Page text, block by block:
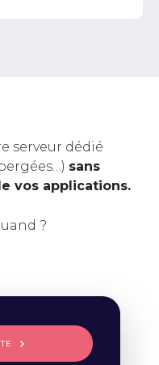
serveur dédié
sans
vos applications.
?